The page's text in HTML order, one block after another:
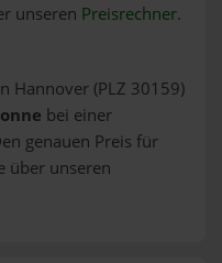
unseren Preisrechner.
Hannover (PLZ 30159)
bei einer
genauen Preis für
über unseren